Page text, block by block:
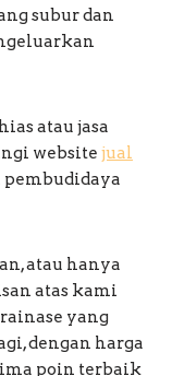
subur dan
atau jasa
website jual
atau hanya
atas kami
yang
dengan harga
poin terbaik